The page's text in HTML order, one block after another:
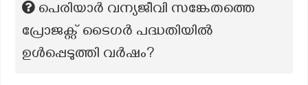
പെരിയാർ വന്യജീവി സങ്കേതത്തെ
പ്രോജക്റ്റ് ടൈഗർ പദ്ധതിയിൽ
ഉൾപ്പെടുത്തി വർഷം?